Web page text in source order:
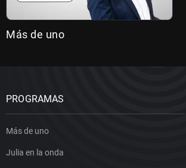
Más de uno
PROGRAMAS
Más de uno
Julia en la onda